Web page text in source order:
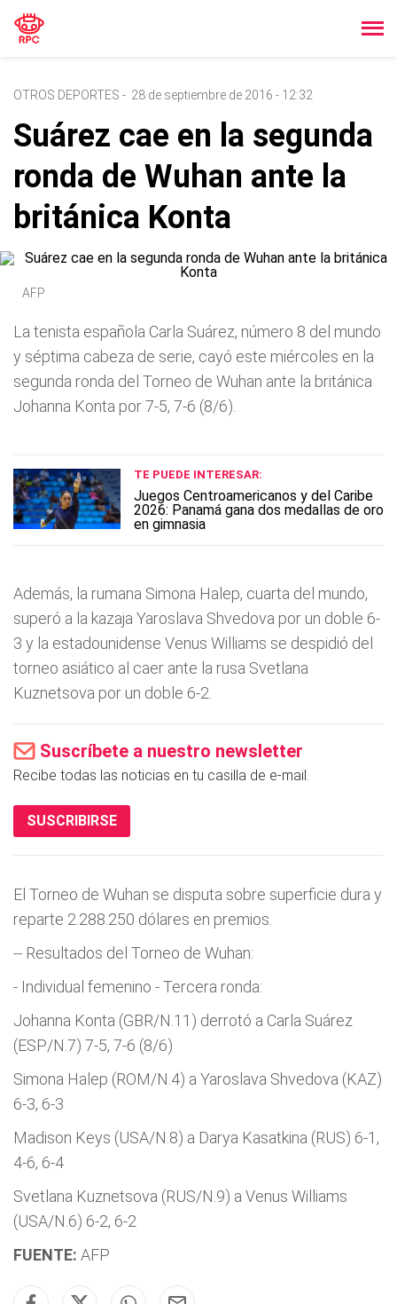
OTROS DEPORTES - 28 de septiembre de 2016 - 12:32
Suárez cae en la segunda
ronda de Wuhan ante la
británica Konta
AFP
La tenista española Carla Suárez, número 8 del mundo
y séptima cabeza de serie, cayó este miércoles en la
segunda ronda del Torneo de Wuhan ante la británica
Johanna Konta por 7-5, 7-6 (8/6).
TE PUEDE INTERESAR:
Juegos Centroamericanos y del Caribe
2026: Panamá gana dos medallas de oro
en gimnasia
Además, la rumana Simona Halep, cuarta del mundo,
superó a la kazaja Yaroslava Shvedova por un doble 6-
3 y la estadounidense Venus Williams se despidió del
torneo asiático al caer ante la rusa Svetlana
Kuznetsova por un doble 6-2.
Suscríbete a nuestro newsletter
Recibe todas las noticias en tu casilla de e-mail.
SUSCRIBIRSE
El Torneo de Wuhan se disputa sobre superficie dura y
reparte 2.288.250 dólares en premios.
-- Resultados del Torneo de Wuhan:
- Individual femenino - Tercera ronda:
Johanna Konta (GBR/N.11) derrotó a Carla Suárez
(ESP/N.7) 7-5, 7-6 (8/6)
Simona Halep (ROM/N.4) a Yaroslava Shvedova (KAZ)
6-3, 6-3
Madison Keys (USA/N.8) a Darya Kasatkina (RUS) 6-1,
4-6, 6-4
Svetlana Kuznetsova (RUS/N.9) a Venus Williams
(USA/N.6) 6-2, 6-2
FUENTE: AFP